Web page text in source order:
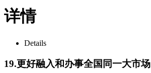
详情
Details
19.更好融入和办事全国同一大市场